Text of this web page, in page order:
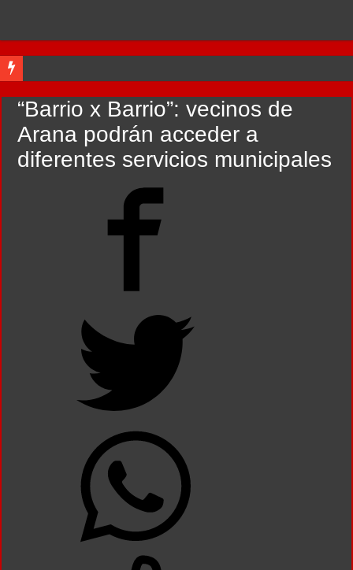
Flávio Bolsonaro culpó a Lula da Silva de la crisis con Argentina y a su
Camilota presentó a su nueva novia y contó su historia de amor: «Hoy, por fin,
Franco Mastantuono se fue de Real Madrid y en Italia lo recibió una multitud:
Franco Colapinto denunció que fue víctima de un robo en Italia: «Quién
Dolor en Chubut: murió el intendente de Gaiman en medio de una operación
La Cámara de Casación confirmó el procesamiento de Julio de Vido y su
La contundente respuesta de Benegas Lynch a una senadora K que quiso
“Barrio x Barrio”: vecinos de
Arana podrán acceder a
diferentes servicios municipales